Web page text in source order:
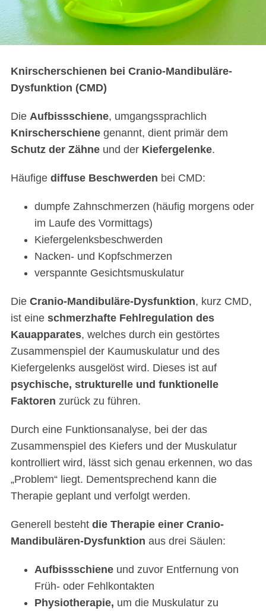
Knirscherschienen bei Cranio-Mandibuläre-
Dysfunktion (CMD)
Die Aufbissschiene, umgangssprachlich
Knirscherschienegenannt, dient primär dem
Schutz der Zähneund der Kiefergelenke.
Häufige diffuse Beschwerden bei CMD:
dumpfe Zahnschmerzen (häufig morgens oder
im Laufe des Vormittags)
Kiefergelenksbeschwerden
Nacken- und Kopfschmerzen
verspannte Gesichtsmuskulatur
Die Cranio-Mandibuläre-Dysfunktion, kurz CMD,
ist eine schmerzhafte Fehlregulation des
Kauapparates, welches durch ein gestörtes
Zusammenspiel der Kaumuskulatur und des
Kiefergelenks ausgelöst wird. Dieses ist auf
psychische, strukturelle und funktionelle
Faktoren zurück zu führen.
Durch eine Funktionsanalyse, bei der das
Zusammenspiel des Kiefers und der Muskulatur
kontrolliert wird, lässt sich genau erkennen, wo das
„Problem“ liegt. Dementsprechend kann die
Therapie geplant und verfolgt werden.
Generell besteht die Therapie einer Cranio-
Mandibulären-Dysfunktion aus drei Säulen:
Aufbissschieneund zuvor Entfernung von
Früh- oder Fehlkontakten
Physiotherapie, um die Muskulatur zu